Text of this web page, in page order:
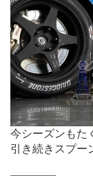
今シーズンもた
引き続きスプー